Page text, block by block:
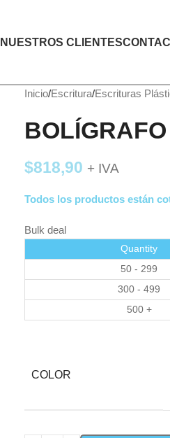
NUESTROS CLIENTES
Inicio Escritura Escrituras
$818,90 + IVA
Todos los productos están
Bulk deal
Quantity
50 - 299
300 - 499
500 +
COLOR